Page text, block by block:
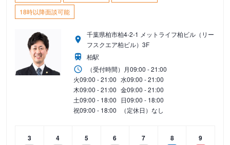
18時以降面談可能
千葉県柏市柏4-2-1 メットライフ柏ビル（リー
フスクエア柏ビル）3F
柏駅
（受付時間） 月09:00 - 21:00
火09:00 - 21:00 水09:00 - 21:00
木09:00 - 21:00 金09:00 - 21:00
土09:00 - 18:00 日09:00 - 18:00
祝09:00 - 18:00 （定休日）なし
3
4
5
6
7
8
9